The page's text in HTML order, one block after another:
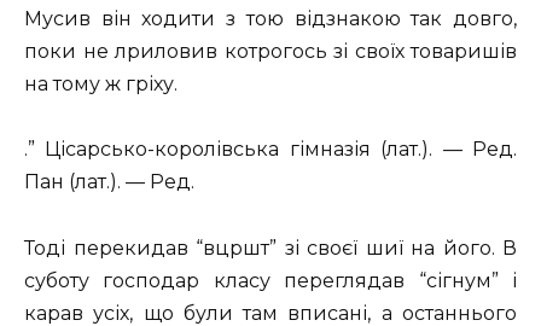
Мусив він ходити з тою відзнакою так довго,
поки не лриловив котрогось зі своїх товаришів
на тому ж гріху.
.” Цісарсько-королівська гімназія (лат.). — Ред.
Пан (лат.). — Ред.
Тоді перекидав “вцршт” зі своєї шиї на його. В
суботу господар класу переглядав “сігнум” і
карав усіх, що були там вписані, а останнього